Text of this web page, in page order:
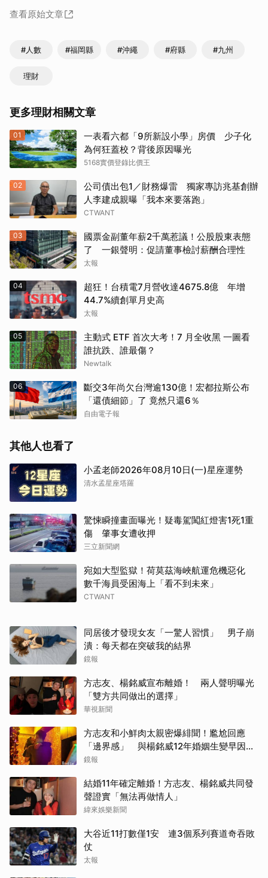
查看原始文章
#人數 #福岡縣 #沖繩 #府縣 #九州
理財
更多理財相關文章
01
一表看六都「9所新設小學」房價 少子化
為何狂蓋校？背後原因曝光
5168實價登錄比價王
02
公司債出包1／財務爆雷 獨家專訪兆基創辦
人李建成親曝「我本來要落跑」
CTWANT
03
國票金副董年薪2千萬惹議！公股股東表態
了 一銀聲明：促請董事檢討薪酬合理性
太報
04
超狂！台積電7月營收達4675.8億 年增
44.7%續創單月史高
太報
05
主動式 ETF 首次大考！7 月全收黑 一圖看
誰抗跌、誰最傷？
Newtalk
06
斷交3年尚欠台灣逾130億！宏都拉斯公布
「還債細節」了 竟然只還6％
自由電子報
其他人也看了
小孟老師2026年08月10日(一)星座運勢
清水孟星座塔羅
驚悚瞬撞畫面曝光！疑毒駕闖紅燈害1死1重
傷 肇事女遭收押
三立新聞網
宛如大型監獄！荷莫茲海峽航運危機惡化
數千海員受困海上「看不到未來」
CTWANT
同居後才發現女友「一驚人習慣」 男子崩
潰：每天都在突破我的結界
鏡報
方志友、楊銘威宣布離婚！ 兩人聲明曝光
「雙方共同做出的選擇」
華視新聞
方志友和小鮮肉太親密爆緋聞！尷尬回應
「邊界感」 與楊銘威12年婚姻生變早因
「這問題」洩端倪
鏡報
結婚11年確定離婚！方志友、楊銘威共同發
聲證實「無法再做情人」
緯來娛樂新聞
大谷近11打數僅1安 連3個系列賽道奇吞敗
仗
太報